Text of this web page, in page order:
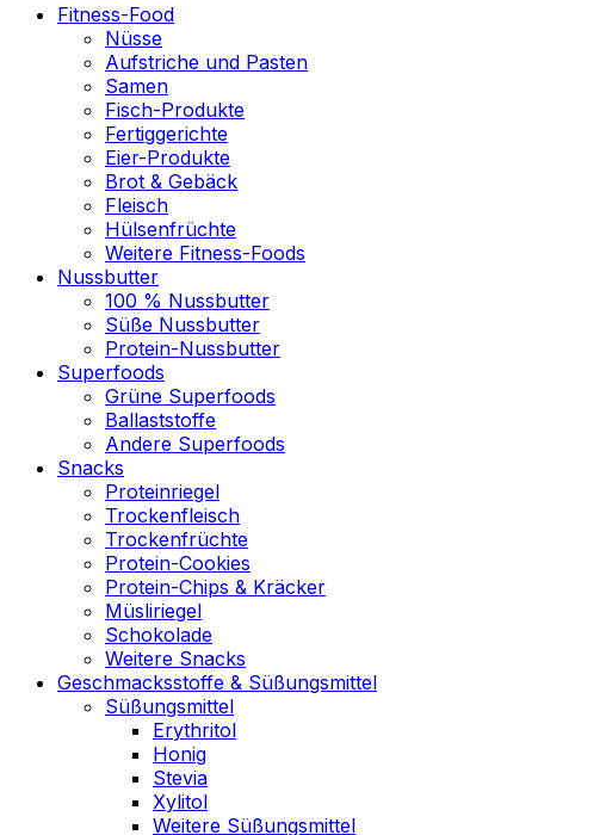
Fitness-Food
Nüsse
Aufstriche und Pasten
Samen
Fisch-Produkte
Fertiggerichte
Eier-Produkte
Brot & Gebäck
Fleisch
Hülsenfrüchte
Weitere Fitness-Foods
Nussbutter
100 % Nussbutter
Süße Nussbutter
Protein-Nussbutter
Superfoods
Grüne Superfoods
Ballaststoffe
Andere Superfoods
Snacks
Proteinriegel
Trockenfleisch
Trockenfrüchte
Protein-Cookies
Protein-Chips & Kräcker
Müsliriegel
Schokolade
Weitere Snacks
Geschmacksstoffe & Süßungsmittel
Süßungsmittel
Erythritol
Honig
Stevia
Xylitol
Weitere Süßungsmittel